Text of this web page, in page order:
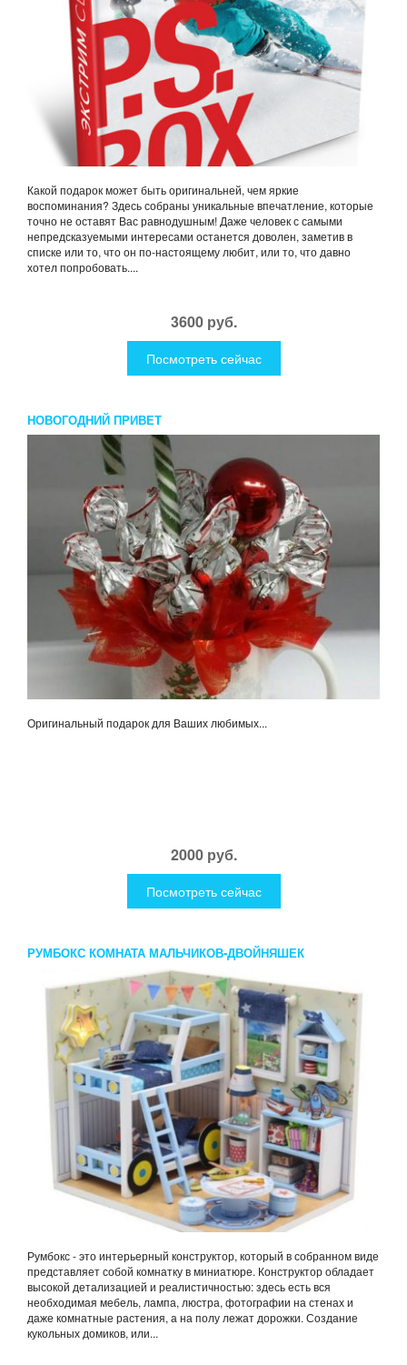
Какой подарок может быть оригинальней, чем яркие
воспоминания? Здесь собраны уникальные впечатление, которые
точно не оставят Вас равнодушным! Даже человек с самыми
непредсказуемыми интересами останется доволен, заметив в
списке или то, что он по-настоящему любит, или то, что давно
хотел попробовать....
3600 руб.
Посмотреть сейчас
НОВОГОДНИЙ ПРИВЕТ
Оригинальный подарок для Ваших любимых...
2000 руб.
Посмотреть сейчас
РУМБОКС КОМНАТА МАЛЬЧИКОВ-ДВОЙНЯШЕК
Румбокс - это интерьерный конструктор, который в собранном виде
представляет собой комнатку в миниатюре. Конструктор обладает
высокой детализацией и реалистичностью: здесь есть вся
необходимая мебель, лампа, люстра, фотографии на стенах и
даже комнатные растения, а на полу лежат дорожки. Создание
кукольных домиков, или...